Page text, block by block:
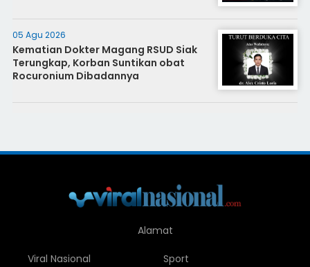
05 Agu 2026
Kematian Dokter Magang RSUD Siak
Terungkap, Korban Suntikan obat
Rocuronium Dibadannya
Alamat
Viral Nasional Sport